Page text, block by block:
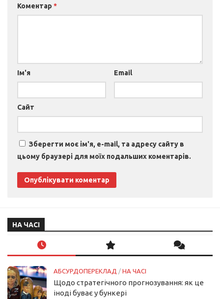
Коментар *
Ім'я Email
Сайт
Зберегти моє ім'я, e-mail, та адресу сайту в
цьому браузері для моїх подальших коментарів.
НА ЧАСІ
АБСУРДОПЕРЕКЛАД / НА ЧАСІ
Щодо стратегічного прогнозування: як це
іноді буває у бункері